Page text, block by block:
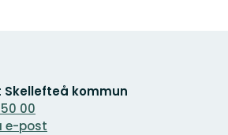
Skellefteå kommun
00
e-post